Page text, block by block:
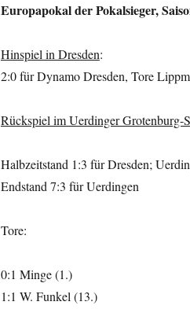
Europapokal der Pokalsieger,
Hinspiel in Dresden:
2:0 für Dynamo Dresden, Tore
Rückspiel im Uerdinger Grotenburg-
Halbzeitstand 1:3 für Dresden;
Endstand 7:3 für Uerdingen
Tore:
0:1 Minge (1.)
1:1 W. Funkel (13.)